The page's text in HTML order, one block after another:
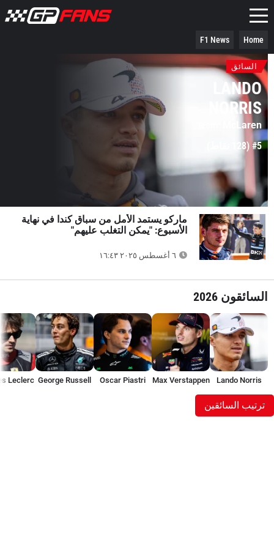
Home
F1 News
ماركو يستمد الأمل من سباق كندا في نهاية
الأسبوع: "يمكن التغلب عليهم"
السائق
LANDO
NORRIS
McLaren
#5 (128 نقاط)
السائقون 2026
Lando Norris
Max Verstappen
Oscar Piastri
George Russell
Leclerc
ترتيب السائقين